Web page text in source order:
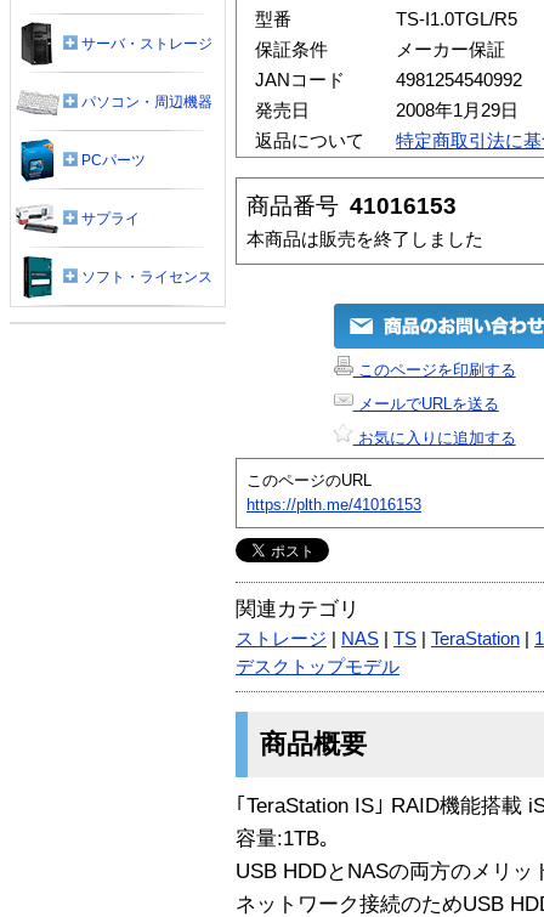
型番
TS-I1.0TGL/R5
保証条件
メーカー保証
JANコード
4981254540992
発売日
2008年1月29日
返品について
特定商取引法に
商品番号 41016153
本商品は販売を終了しました
このページを印刷する
メールでURLを送る
お気に入りに追加する
このページのURL
https://plth.me/41016153
関連カテゴリ
ストレージ NAS TS TeraStation
デスクトップモデル
商品概要
｢TeraStation IS｣ RAID機能搭載
容量:1TB｡
USB HDDとNASの両方のメリッ
ネットワーク接続のためUSB
サーバ・ストレージ
パソコン・周辺機器
PCパーツ
サプライ
ソフト・ライセンス